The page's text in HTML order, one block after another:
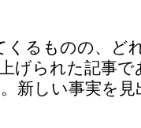
くるものの、ど
げられた記事
新しい事実を